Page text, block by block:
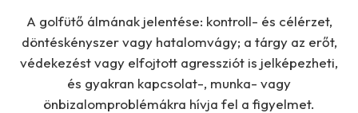
A golfütő álmának jelentése: kontroll- és célérzet,
döntéskényszer vagy hatalomvágy; a tárgy az erőt,
védekezést vagy elfojtott agressziót is jelképezheti,
és gyakran kapcsolat-, munka- vagy
önbizalomproblémákra hívja fel a figyelmet.